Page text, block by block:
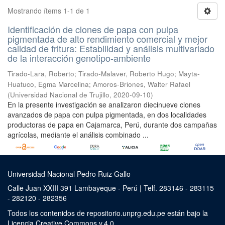
Mostrando ítems 1-1 de 1
Identificación de clones de papa con pulpa
pigmentada de alto rendimiento comercial y mejor
calidad de fritura: Estabilidad y análisis multivariado
de la interacción genotipo-ambiente
Tirado-Lara, Roberto; Tirado-Malaver, Roberto Hugo; Mayta-
Huatuco, Egma Marcelina; Amoros-Briones, Walter Rafael
(Universidad Nacional de Trujillo, 2020-09-10)
En la presente investigación se analizaron diecinueve clones
avanzados de papa con pulpa pigmentada, en dos localidades
productoras de papa en Cajamarca, Perú, durante dos campañas
agrícolas, mediante el análisis combinado ...
Universidad Nacional Pedro Ruiz Gallo
Calle Juan XXIII 391 Lambayeque - Perú | Telf. 283146 - 283115
- 282120 - 282356
Todos los contenidos de repositorio.unprg.edu.pe están bajo la